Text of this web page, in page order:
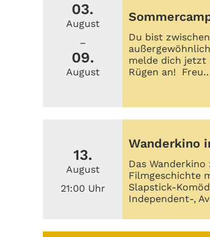
03.
August
–
09.
August
Du bist
melde dich jetzt
Rügen an!
13.
August
21:00 Uhr
Wanderkino
Das
Filmgeschichte
Slapstick-
Independent-,